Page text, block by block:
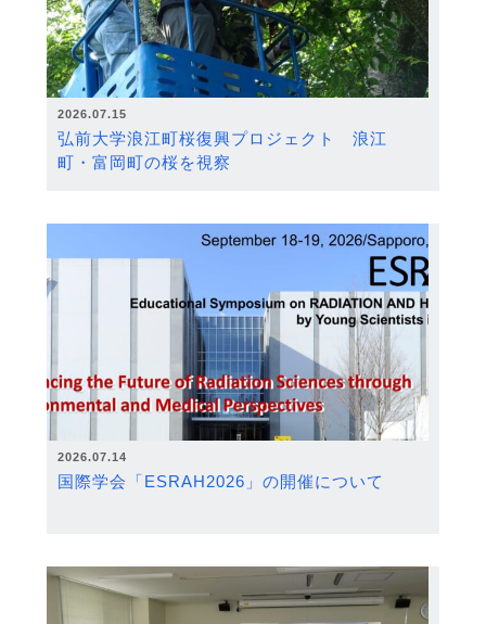
2026.07.15
弘前大学浪江町桜復興プロジェクト 浪江
町・富岡町の桜を視察
2026.07.14
国際学会「ESRAH2026」の開催について